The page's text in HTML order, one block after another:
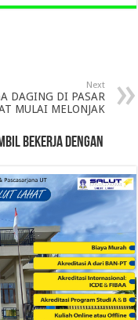
Next
DAGING DI PASAR
MULAI MELONJAK
BEKERJA DENGAN